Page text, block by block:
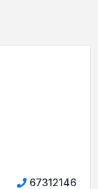
67312146